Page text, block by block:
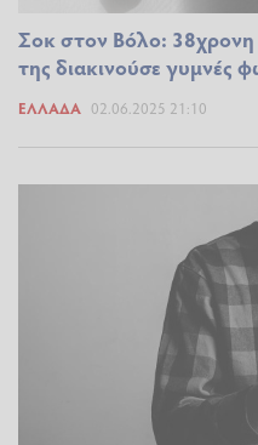
Σοκ στον Βόλο:
της διακινούσε γυμνές
ΕΛΛΆΔΑ 02.06.2025 21:10